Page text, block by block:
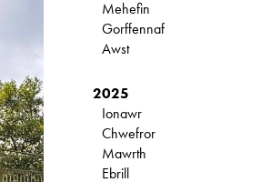
Mehefin
Gorffennaf
Awst
2025
Ionawr
Chwefror
Mawrth
Ebrill